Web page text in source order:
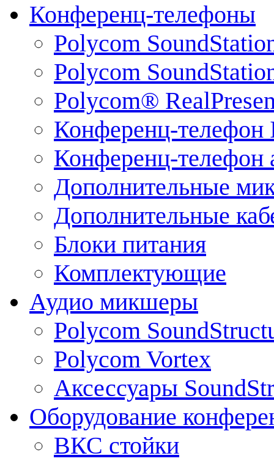
Конференц-телефоны
Polycom
Polycom
Polycom®
Конференц-телефон
Конференц-телефон
Дополнительные
Дополнительные
Блоки питания
Комплектующие
Аудио микшеры
Polycom
Polycom Vortex
Аксессуары
Оборудование
ВКС стойки